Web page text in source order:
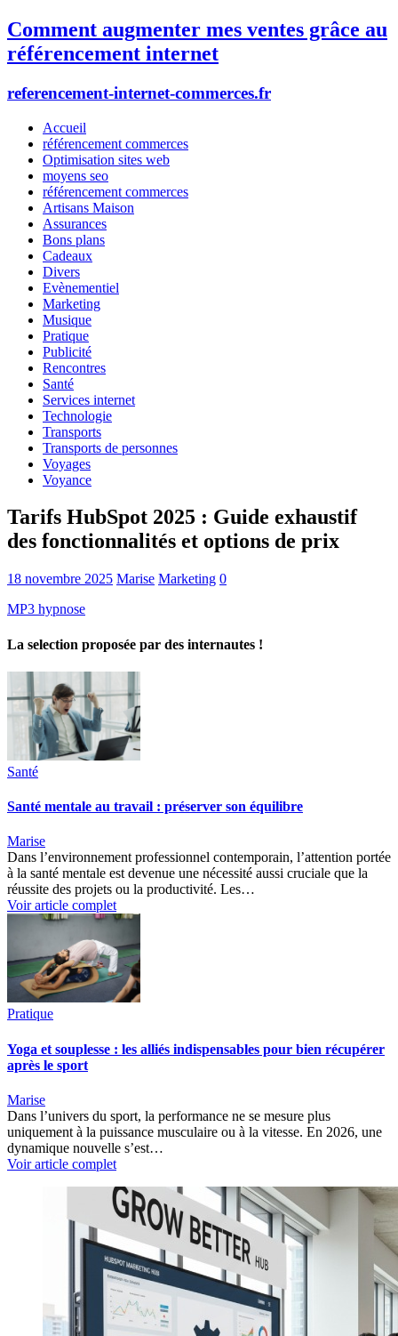
Comment augmenter mes ventes grâce au
référencement internet
referencement-internet-commerces.fr
Accueil
référencement commerces
Optimisation sites web
moyens seo
référencement commerces
Artisans Maison
Assurances
Bons plans
Cadeaux
Divers
Evènementiel
Marketing
Musique
Pratique
Publicité
Rencontres
Santé
Services internet
Technologie
Transports
Transports de personnes
Voyages
Voyance
Tarifs HubSpot 2025 : Guide exhaustif
des fonctionnalités et options de prix
18 novembre 2025 Marise Marketing 0
MP3 hypnose
La selection proposée par des internautes !
Santé
Santé mentale au travail : préserver son équilibre
Marise
Dans l’environnement professionnel contemporain, l’attention portée
à la santé mentale est devenue une nécessité aussi cruciale que la
réussite des projets ou la productivité. Les…
Voir article complet
Pratique
Yoga et souplesse : les alliés indispensables pour bien récupérer
après le sport
Marise
Dans l’univers du sport, la performance ne se mesure plus
uniquement à la puissance musculaire ou à la vitesse. En 2026, une
dynamique nouvelle s’est…
Voir article complet